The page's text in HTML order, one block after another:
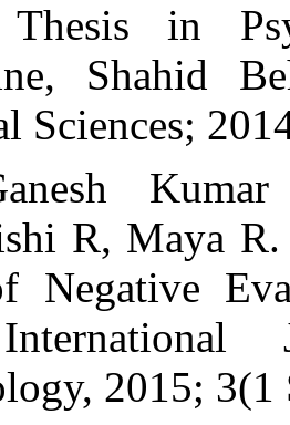
Ph.D.
Medicine,
Medical
12. Ganesh
Maharishi R,
Fear of
The
Psychology,